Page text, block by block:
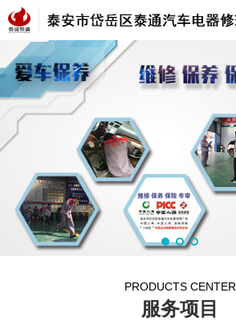
PRODUCTS CENTER
服务项目